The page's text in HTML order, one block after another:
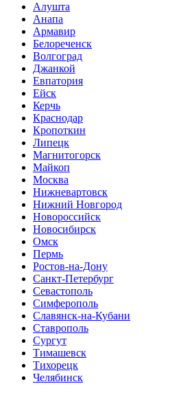
Алушта
Анапа
Армавир
Белореченск
Волгоград
Джанкой
Евпатория
Ейск
Керчь
Краснодар
Кропоткин
Липецк
Магнитогорск
Майкоп
Москва
Нижневартовск
Нижний Новгород
Новороссийск
Новосибирск
Омск
Пермь
Ростов-на-Дону
Санкт-Петербург
Севастополь
Симферополь
Славянск-на-Кубани
Ставрополь
Сургут
Тимашевск
Тихорецк
Челябинск